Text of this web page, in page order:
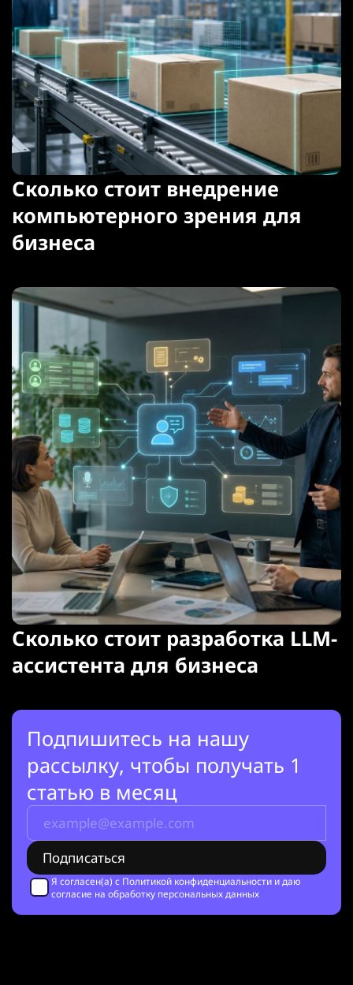
Сколько стоит внедрение
компьютерного зрения для
бизнеса
Сколько стоит разработка LLM-
ассистента для бизнеса
Подпишитесь на нашу
рассылку, чтобы получать 1
статью в месяц
Я согласен(а) с Политикой конфиденциальности и даю
согласие на обработку персональных данных